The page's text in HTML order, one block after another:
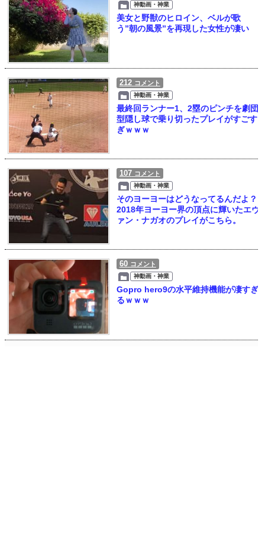
神動画・神業
美女と野獣のヒロイン、ベルが歌
う”朝の風景”を再現した女性が凄い
212 コメント
神動画・神業
最終回ランナー1、2塁のピンチを劇団
型隠し球で乗り切ったプレイがすごす
ぎｗｗｗ
107 コメント
神動画・神業
そのヨーヨーはどうなってるんだよ？
2018年ヨーヨー界の頂点に輝いたエヴ
ァン・ナガオのプレイがこちら。
60 コメント
神動画・神業
Gopro hero9の水平維持機能が凄すぎ
るｗｗｗ